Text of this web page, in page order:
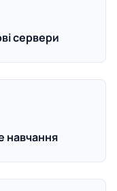
сервери
навчання